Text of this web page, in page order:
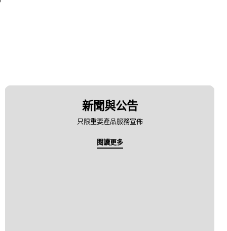
新聞與公告
只限重要產品服務宣佈
閱讀更多